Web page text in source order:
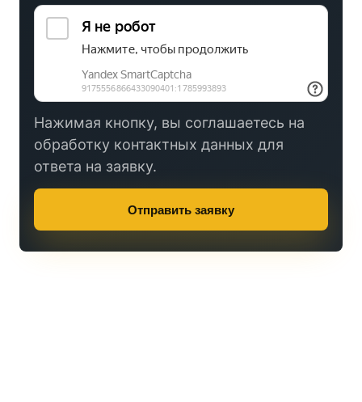
Нажимая кнопку, вы соглашаетесь на
обработку контактных данных для
ответа на заявку.
Отправить заявку